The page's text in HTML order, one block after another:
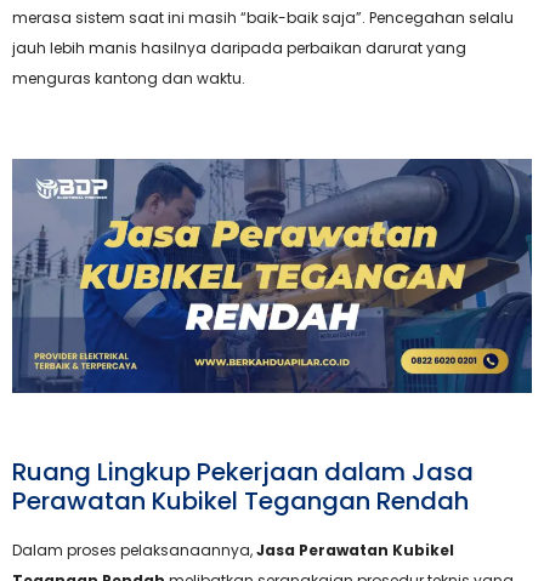
merasa sistem saat ini masih “baik-baik saja”. Pencegahan selalu
jauh lebih manis hasilnya daripada perbaikan darurat yang
menguras kantong dan waktu.
Ruang Lingkup Pekerjaan dalam Jasa
Perawatan Kubikel Tegangan Rendah
Dalam proses pelaksanaannya,Jasa Perawatan Kubikel